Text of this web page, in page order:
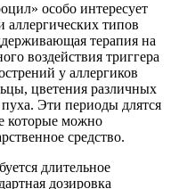
особо интересует
типов
терапия на
воздействия триггера
у аллергиков
цветения различных
Эти периоды длятся
которые можно
средство.
длительное
дозировка